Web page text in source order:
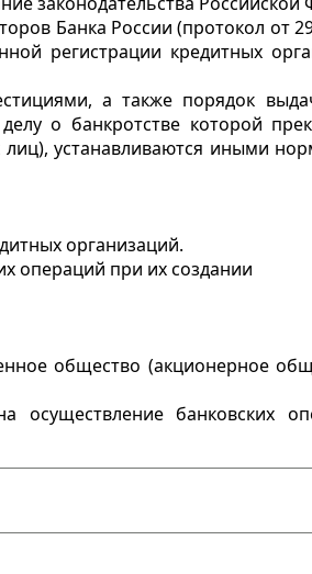
Банка России (протокол от
регистрации кредитных
а также порядок
о банкротстве которой
устанавливаются иными
организаций.
операций при их создании
общество (акционерное
осуществление банковских